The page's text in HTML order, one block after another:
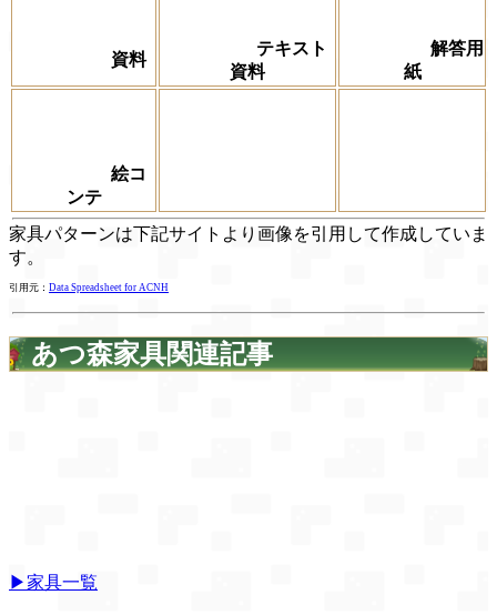
資料
テキスト
資料
解答用
紙
絵コ
ンテ
家具パターンは下記サイトより画像を引用して作成していま
す。
引用元： Data Spreadsheet for ACNH
あつ森家具関連記事
▶家具一覧